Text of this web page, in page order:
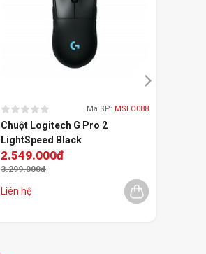
Mã SP: MSLO088
Chuột Logitech G Pro 2
LightSpeed Black
2.549.000đ
3.299.000đ
Liên hệ